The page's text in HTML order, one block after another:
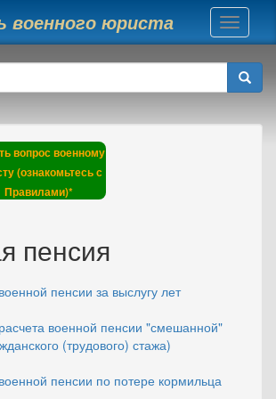
содержанию
военного юриста
Toggle
вопрос военному
(ознакомьтесь с
Правилами)*
пенсия
пенсии за выслугу лет
военной пенсии "смешанной"
(трудового) стажа)
пенсии по потере кормильца